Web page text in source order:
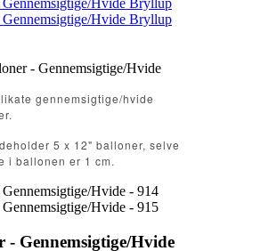
gennemsigtige/hvide
5 x 12" balloner, selve
i ballonen er 1 cm.
Gennemsigtige/Hvide